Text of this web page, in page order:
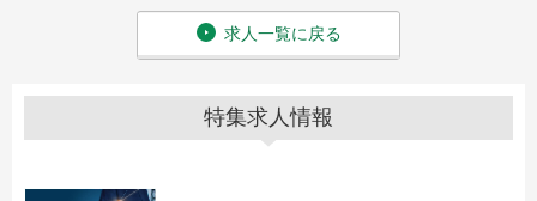
求人一覧に戻る
特集求人情報